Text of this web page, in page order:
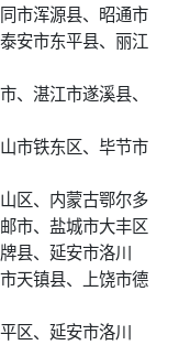
市浑源县、昭通市
安市东平县、丽江
、湛江市遂溪县、
市铁东区、毕节市
区、内蒙古鄂尔多
市、盐城市大丰区
县、延安市洛川
天镇县、上饶市德
区、延安市洛川